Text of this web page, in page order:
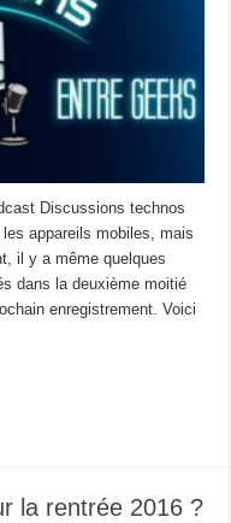
Discussions technos
appareils mobiles, mais
il y a même quelques
dans la deuxième moitié
enregistrement. Voici
la rentrée 2016 ?